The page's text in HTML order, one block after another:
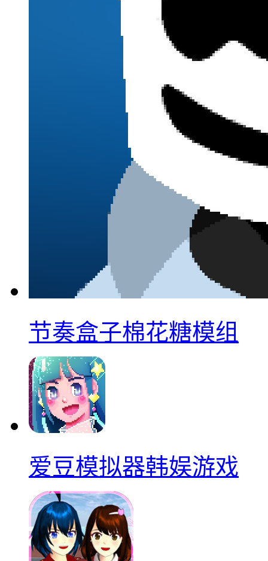
节奏盒子棉花糖模组
爱豆模拟器韩娱游戏